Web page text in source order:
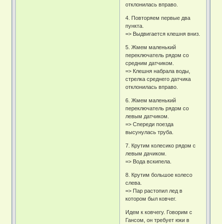
отклонилась вправо.
4. Повторяем первые два
пункта.
=> Выдвигается клешня вниз.
5. Жмем маленький
переключатель рядом со
средним датчиком.
=> Клешня набрала воды,
стрелка среднего датчика
отклонилась вправо.
6. Жмем маленький
переключатель рядом со
левым датчиком.
=> Спереди поезда
высунулась труба.
7. Крутим колесико рядом с
левым дачиком.
=> Вода вскипела.
8. Крутим большое колесо
слева.
=> Пар растопил лед в
котором был ковчег.
Идем к ковчегу. Говорим с
Гансом, он требует юки в